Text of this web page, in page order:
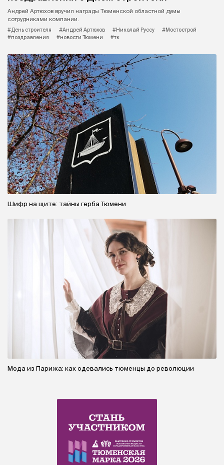
Андрей Артюхов вручил награды Тюменской областной думы
сотрудниками компании.
#День строителя
#Андрей Артюхов #Николай Руссу
#Мостострой
#поздравления
#новости Тюмени #тк
Шифр на щите: тайны герба Тюмени
Мода из Парижа: как одевались тюменцы до революции